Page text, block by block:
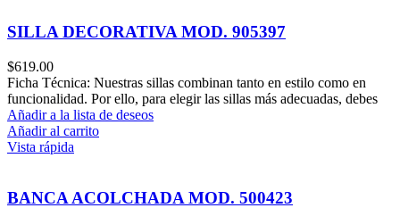
SILLA DECORATIVA MOD. 905397
$619.00
Ficha Técnica: Nuestras sillas combinan tanto en estilo como en
funcionalidad. Por ello, para elegir las sillas más adecuadas, debes
Añadir a la lista de deseos
Añadir al carrito
Vista rápida
BANCA ACOLCHADA MOD. 500423